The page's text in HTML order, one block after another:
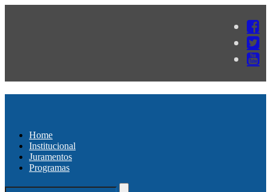
Home
Institucional
Juramentos
Programas